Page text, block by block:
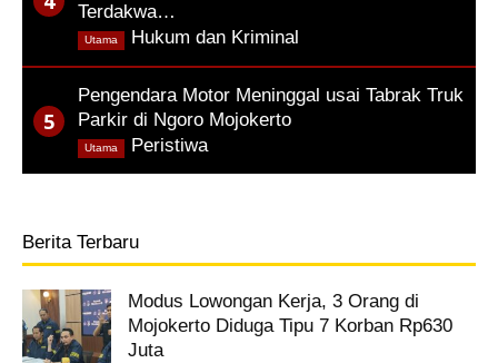
Terdakwa…
Hukum dan Kriminal
Utama
Pengendara Motor Meninggal usai Tabrak Truk
Parkir di Ngoro Mojokerto
Peristiwa,
Utama
Berita Terbaru
Modus Lowongan Kerja, 3 Orang di
Mojokerto Diduga Tipu 7 Korban Rp630
Juta